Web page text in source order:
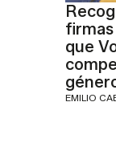
que
EMILIO